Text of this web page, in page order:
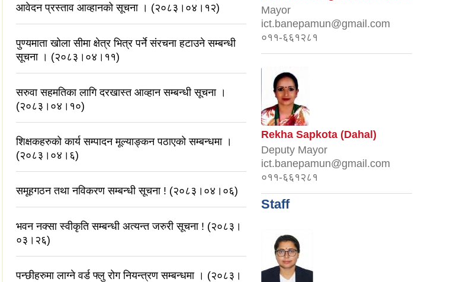
आवेदन प्रस्ताव आव्हानको सूचना । (२०८३।०४।१२)
पुण्यमाता खोला सीमा क्षेत्र भित्र पर्ने संरचना हटाउने सम्बन्धी
सूचना । (२०८३।०४।११)
सरुवा सहमतिका लागि दरखास्त आव्हान सम्बन्धी सूचना ।
(२०८३।०४।१०)
शिक्षकहरुको कार्य सम्पादन मूल्याङ्कन पठाएको सम्बन्धमा ।
(२०८३।०४।६)
समूहगठन तथा नविकरण सम्बन्धी सूचना ! (२०८३।०४।०६)
भवन नक्सा स्वीकृति सम्बन्धी अत्यन्त जरुरी सूचना ! (२०८३।
०३।२६)
पन्छीहरुमा लाग्ने वर्ड फ्लु रोग नियन्त्रण सम्बन्धमा । (२०८३।
Mayor
ict.banepamun@gmail.com
०११-६६१२८१
Rekha Sapkota (Dahal)
Deputy Mayor
ict.banepamun@gmail.com
०११-६६१२८१
Staff